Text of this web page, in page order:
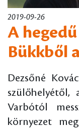
2019-09-26
A
Bükkből
Dezsőné
szülőhelyétől,
Varbótól
környezet